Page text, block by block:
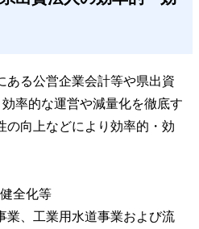
ある公営企業会計等や県出資
率的な運営や減量化を徹底す
の向上などにより効率的・効
全化等
業、工業用水道事業および流